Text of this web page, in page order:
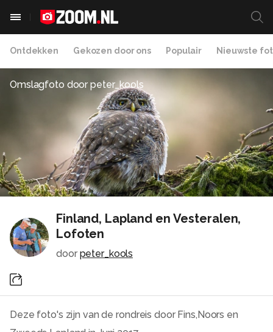
Ontdekken Gekozen door ons Populair Nieuwste
Omslagfoto doorpeter_kools
Finland, Lapland en Vesteralen,
Lofoten
door peter_kools
Deze foto's zijn van de rondreis door Fins,Noors en